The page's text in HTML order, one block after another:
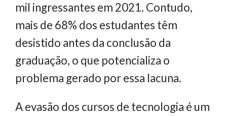
mil ingressantes em 2021. Contudo,
mais de 68% dos estudantes têm
desistido antes da conclusão da
graduação, o que potencializa o
problema gerado por essa lacuna.
A evasão dos cursos de tecnologia é um